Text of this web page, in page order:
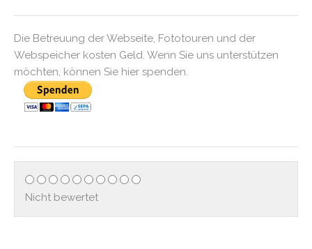
Die Betreuung der Webseite, Fototouren und der
Webspeicher kosten Geld. Wenn Sie uns unterstützen
möchten, können Sie hier spenden.
Nicht bewertet